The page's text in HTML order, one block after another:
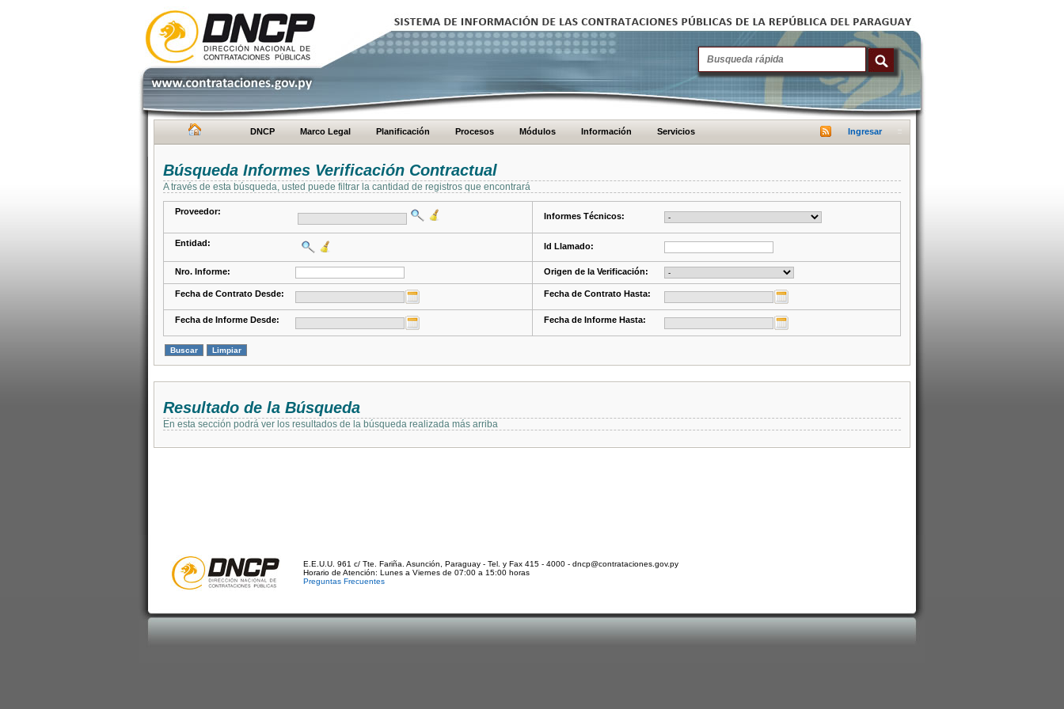
DNCP Marco Legal Planificación Procesos Módulos Información Servicios Ingresar
Búsqueda Informes Verificación Contractual
A través de esta búsqueda, usted puede filtrar la cantidad de registros que encontrará
Proveedor: Informes Técnicos:
Entidad: Id Llamado:
Nro. Informe: Origen de la Verificación:
Fecha de Contrato Desde: Fecha de Contrato Hasta:
Fecha de Informe Desde: Fecha de Informe Hasta:
Resultado de la Búsqueda
En esta sección podrá ver los resultados de la búsqueda realizada más arriba
E.E.U.U. 961 c/ Tte. Fariña. Asunción, Paraguay - Tel. y Fax 415 - 4000 - dncp@contrataciones.gov.py
Horario de Atención: Lunes a Viernes de 07:00 a 15:00 horas
Preguntas Frecuentes